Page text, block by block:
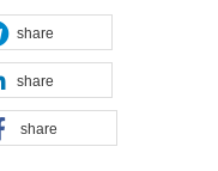
share
share
share